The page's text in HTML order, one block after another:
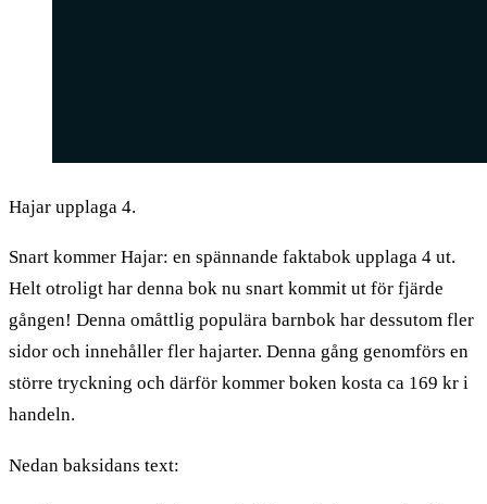
Hajar upplaga 4.
Snart kommer Hajar: en spännande faktabok upplaga 4 ut.
Helt otroligt har denna bok nu snart kommit ut för fjärde
gången! Denna omåttlig populära barnbok har dessutom fler
sidor och innehåller fler hajarter. Denna gång genomförs en
större tryckning och därför kommer boken kosta ca 169 kr i
handeln.
Nedan baksidans text: